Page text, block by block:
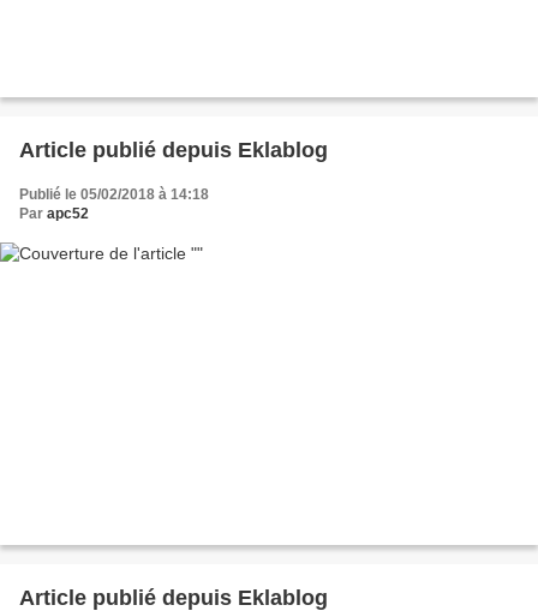
Article publié depuis Eklablog
Publié le 05/02/2018 à 14:18
Par apc52
Article publié depuis Eklablog